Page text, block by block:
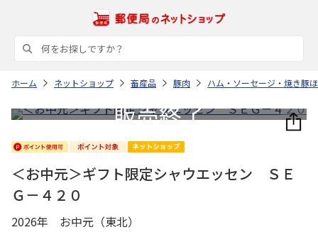
ホーム ネットショップ 畜産品 豚肉 ハム・ソーセージ・焼き豚
＜お中元＞ギフト限定シャウエッセン ＳＥ
Ｇ－４２０
2026年 お中元（東北）